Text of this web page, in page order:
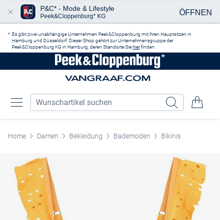
Es gibt zwei unabhängige Unternehmen Peek&Cloppenburg mit ihren Hauptsitzen in
Hamburg und Düsseldorf. Dieser Shop gehört zur Unternehmensgruppe der
Peek&Cloppenburg KG in Hamburg, deren Standorte Sie hierfinden.
Home Damen Bekleidung Bademoden Bikinis
P&C* - Mode & Lifestyle
Peek&Cloppenburg* KG ÖFFNEN